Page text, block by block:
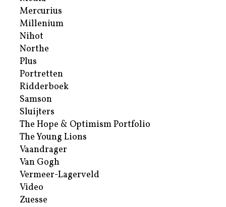
Mercurius
Millenium
Nihot
Northe
Plus
Portretten
Ridderboek
Samson
Sluijters
The Hope & Optimism Portfolio
The Young Lions
Vaandrager
Van Gogh
Vermeer-Lagerveld
Video
Zuesse